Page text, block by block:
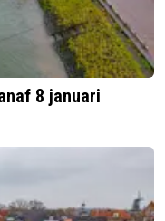
8 januari